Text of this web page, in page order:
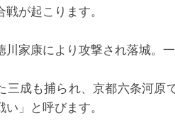
が起こります。
川家康により攻撃され落城。一
三成も捕られ、京都六条河原
い」と呼びます。